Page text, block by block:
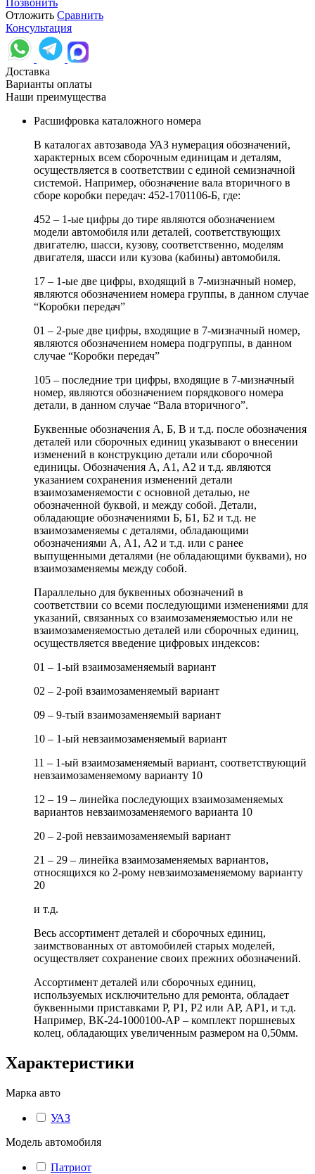
Отложить Сравнить
Консультация
Доставка
Варианты оплаты
Наши преимущества
Расшифровка каталожного номера
В каталогах автозавода УАЗ нумерация обозначений,
характерных всем сборочным единицам и деталям,
осуществляется в соответствии с единой семизначной
системой. Например, обозначение вала вторичного в
сборе коробки передач: 452-1701106-Б, где:
452 – 1-ые цифры до тире являются обозначением
модели автомобиля или деталей, соответствующих
двигателю, шасси, кузову, соответственно, моделям
двигателя, шасси или кузова (кабины) автомобиля.
17 – 1-ые две цифры, входящий в 7-мизначный номер,
являются обозначением номера группы, в данном случае
“Коробки передач”
01 – 2-рые две цифры, входящие в 7-мизначный номер,
являются обозначением номера подгруппы, в данном
случае “Коробки передач”
105 – последние три цифры, входящие в 7-мизначный
номер, являются обозначением порядкового номера
детали, в данном случае “Вала вторичного”.
Буквенные обозначения А, Б, В и т.д. после обозначения
деталей или сборочных единиц указывают о внесении
изменений в конструкцию детали или сборочной
единицы. Обозначения А, А1, А2 и т.д. являются
указанием сохранения изменений детали
взаимозаменяемости с основной деталью, не
обозначенной буквой, и между собой. Детали,
обладающие обозначениями Б, Б1, Б2 и т.д. не
взаимозаменяемы с деталями, обладающими
обозначениями А, А1, А2 и т.д. или с ранее
выпущенными деталями (не обладающими буквами), но
взаимозаменяемы между собой.
Параллельно для буквенных обозначений в
соответствии со всеми последующими изменениями для
указаний, связанных со взаимозаменяемостью или не
взаимозаменяемостью деталей или сборочных единиц,
осуществляется введение цифровых индексов:
01 – 1-ый взаимозаменяемый вариант
02 – 2-рой взаимозаменяемый вариант
09 – 9-тый взаимозаменяемый вариант
10 – 1-ый невзаимозаменяемый вариант
11 – 1-ый взаимозаменяемый вариант, соответствующий
невзаимозаменяемому варианту 10
12 – 19 – линейка последующих взаимозаменяемых
вариантов невзаимозаменяемого варианта 10
20 – 2-рой невзаимозаменяемый вариант
21 – 29 – линейка взаимозаменяемых вариантов,
относящихся ко 2-рому невзаимозаменяемому варианту
20
и т.д.
Весь ассортимент деталей и сборочных единиц,
заимствованных от автомобилей старых моделей,
осуществляет сохранение своих прежних обозначений.
Ассортимент деталей или сборочных единиц,
используемых исключительно для ремонта, обладает
буквенными приставками Р, Р1, Р2 или АР, АР1, и т.д.
Например, ВК-24-1000100-АР – комплект поршневых
колец, обладающих увеличенным размером на 0,50мм.
Характеристики
Марка авто
УАЗ
Модель автомобиля
Патриот